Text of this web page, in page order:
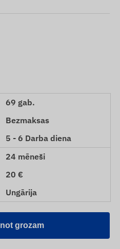
69 gab.
Bezmaksas
5 - 6 Darba diena
24 mēneši
20 €
Ungārija
grozam